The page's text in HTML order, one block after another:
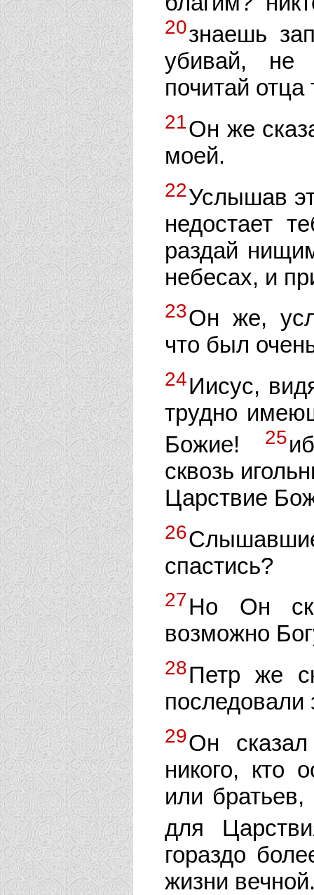
20знаешь
убивай, не
почитай
21Он же
моей.
22Услышав
недостает
раздай
небесах, и
23Он же,
что был
24Иисус,
трудно
Божие!
25
сквозь
Царствие
26
спастись?
27Но Он
возможно
28Петр же
последовали
29Он
никого, кто
или
для
гораздо
жизни